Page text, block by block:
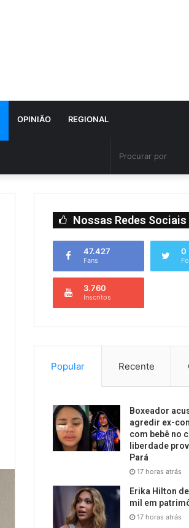
OPINIÃO REGIONAL
Nossas Redes Sociais
47.427
Fans
0
3.760
Inscritos
Popular Recente
Boxeador
agredir ex-
com bebê no
liberdade
Pará
17 horas atrás
Erika Hilton
mil em
17 horas atrás